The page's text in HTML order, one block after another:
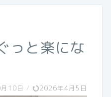
っと楽にな
10日 / 2026年4月5日